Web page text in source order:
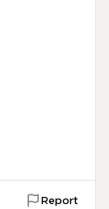
Report